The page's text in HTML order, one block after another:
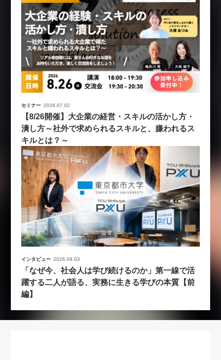
セミナー 2026.07.02
【8/26開催】大企業の経営・スキルの活かし方・
潰し方～社外で求められるスキルと、嫌われるス
キルとは？～
インタビュー 2026.08.03
「なぜ今、社会人は学び続けるのか」第一線で活
躍する二人が語る、実務に生きる学びの本質【前
編】